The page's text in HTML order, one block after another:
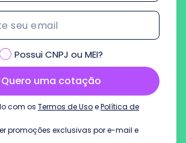
Possui CNPJ ou MEI?
Quero uma cotação
com os Termos de UsoePolítica de
promoções exclusivas por e-mail e